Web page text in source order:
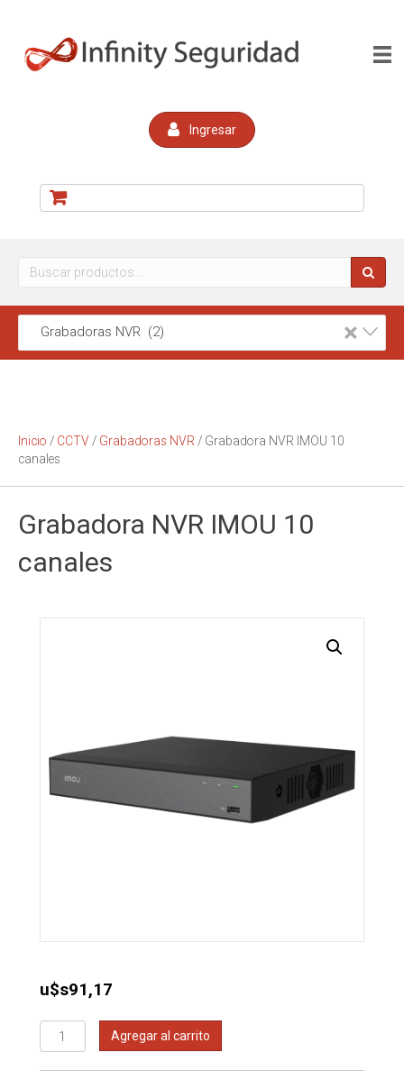
Ingresar
Buscar
×
Grabadoras NVR (2)
Inicio / CCTV/ Grabadoras NVR/ Grabadora NVR IMOU 10
canales
Grabadora NVR IMOU 10
canales
u$s91,17
Grabadora
NVR
IMOU
Agregar al carrito